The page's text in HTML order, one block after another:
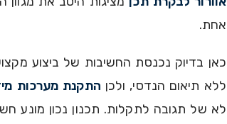
אחת.
כאן בדיוק נכנסת החשיבות של ביצוע
ללא תיאום הנדסי, ולכן התקנת מערכות
לא של תגובה לתקלות. תכנון נכון מונע